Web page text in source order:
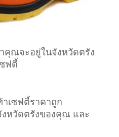
คุณจะอยู่ในจังหวัดตรัง
ฟตี้
าเซฟตี้ราคาถูก
หวัดตรังของคุณ และ